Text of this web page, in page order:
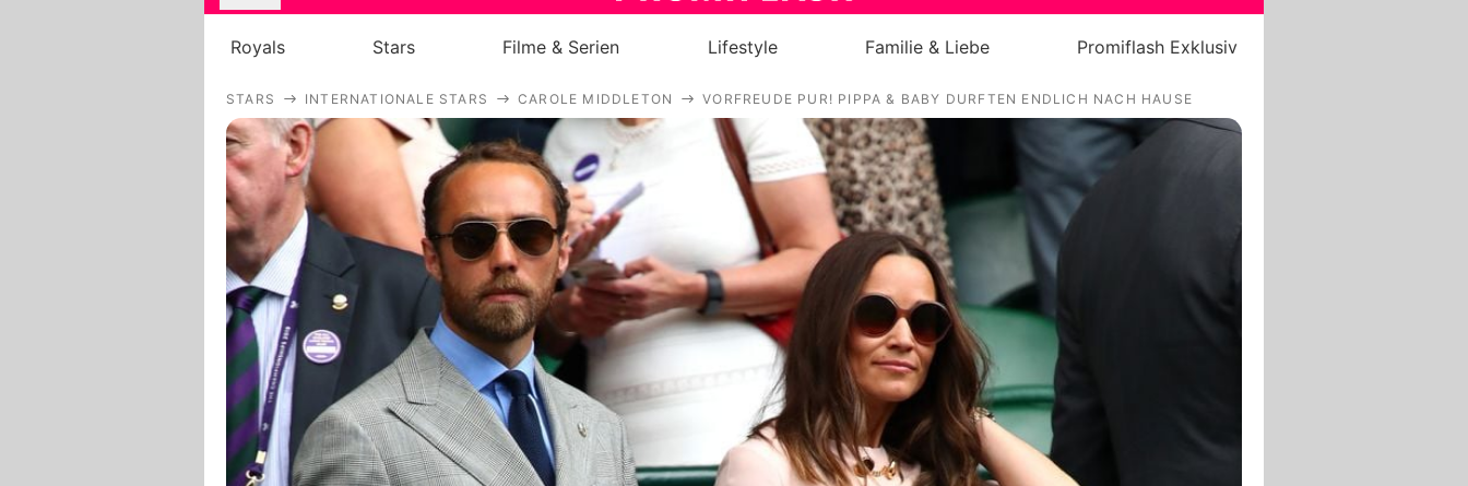
Royals
Stars
Filme & Serien
Lifestyle
Familie & Liebe
Promiflash Exklusiv
Alle Themen auf Promiflash
Jobs
Royals Stars Filme & Serien Lifestyle Familie & Liebe Promiflash Exklusiv
STARS INTERNATIONALE STARS CAROLE MIDDLETON VORFREUDE PUR! PIPPA & BABY DURFTEN ENDLICH NACH HAUSE